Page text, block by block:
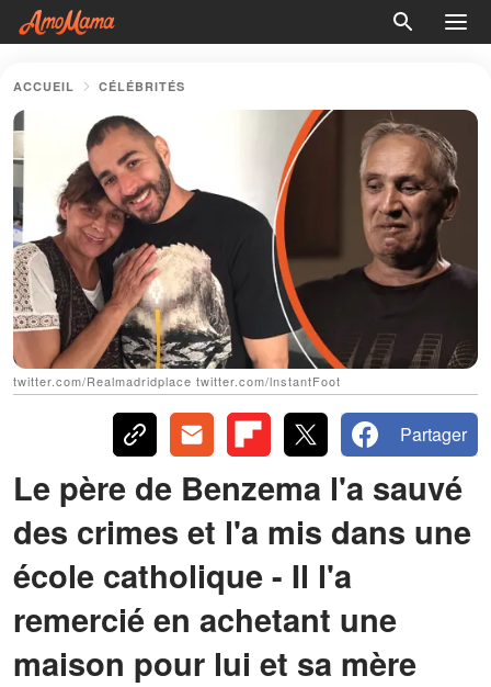
ACCUEIL CÉLÉBRITÉS
twitter.com/Realmadridplace twitter.com/lnstantFoot
Partager
Le père de Benzema l'a sauvé
des crimes et l'a mis dans une
école catholique - Il l'a
remercié en achetant une
maison pour lui et sa mère